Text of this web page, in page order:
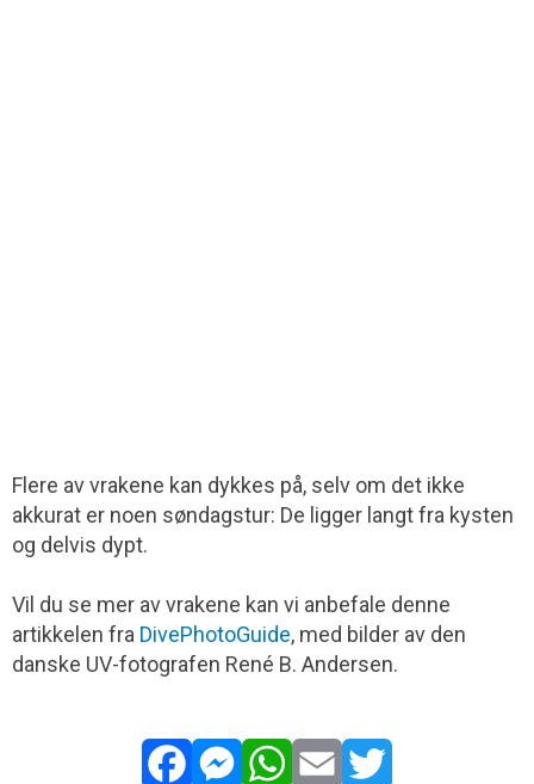
Flere av vrakene kan dykkes på, selv om det ikke
akkurat er noen søndagstur: De ligger langt fra kysten
og delvis dypt.
Vil du se mer av vrakene kan vi anbefale denne
artikkelen fra DivePhotoGuide, med bilder av den
danske UV-fotografen René B. Andersen.